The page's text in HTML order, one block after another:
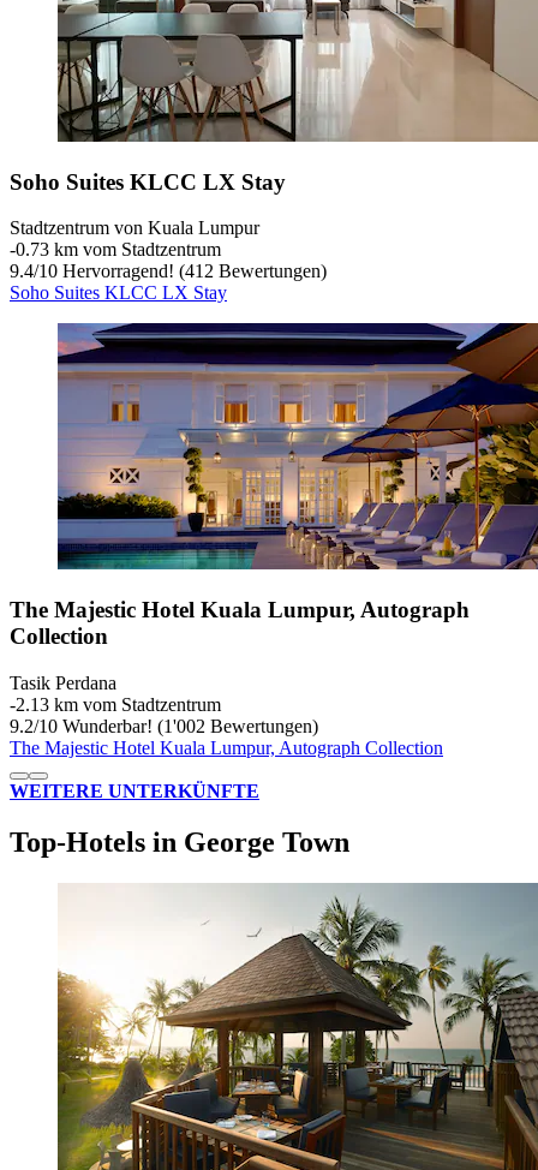
Soho Suites KLCC LX Stay
Stadtzentrum von Kuala Lumpur
‐0.73 km vom Stadtzentrum
9.4/10 Hervorragend! (412 Bewertungen)
Soho Suites KLCC LX Stay
The Majestic Hotel Kuala Lumpur, Autograph
Collection
Tasik Perdana
‐2.13 km vom Stadtzentrum
9.2/10 Wunderbar! (1'002 Bewertungen)
The Majestic Hotel Kuala Lumpur, Autograph Collection
WEITERE UNTERKÜNFTE
Top-Hotels in George Town